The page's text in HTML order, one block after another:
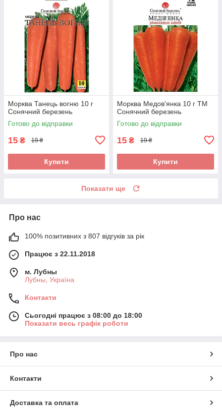
Морква Танець вогню 10 г
Сонячний березень
Готово до відправки
15 ₴ 19 ₴
Купити
Морква Медов'янка 10 г ТМ
Сонячний березень
Готово до відправки
15 ₴ 19 ₴
Купити
Показати ще
Про нас
100% позитивних з 807 відгуків за рік
Працює з 22.11.2018
м. Лубны
Лубны, Україна
Контакти
Сьогодні працює з 08:00 до 18:00
Показати весь графік роботи
Про нас
Контакти
Доставка та оплата